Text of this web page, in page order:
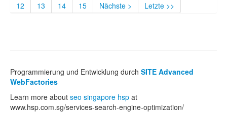
12
13 14 15 Nächste > Letzte >>
Programmierung und Entwicklung durch SITE Advanced
WebFactories
Learn more about seo singapore hsp at
www.hsp.com.sg/services-search-engine-optimization/